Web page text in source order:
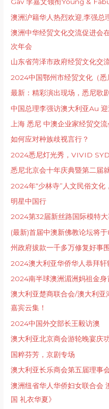
澳洲沪籍华人热烈欢迎,李强总
澳洲中华经贸文化交流促进会
次年会
山东省菏泽市政府经贸文化交
2024中国鄂州市经贸文化（
最新：精彩演出现场，悉尼歌
中国总理李强访澳大利亚Au
上海 悉尼 中澳企业家经贸交流
如何应对种族歧视言行？
2024悉尼灯光秀，VIVID
悉尼北京会十年庆典暨第二届
2024年“少林寺”人文民俗文化
明星中国行
2024第32届新丝路国际模特
(最新)首届中澳新佛教论坛将
州政府拔款一千多万修复好事
2024澳大利亚华侨华人恭拜轩
2024南半球澳洲湄洲妈祖金身
澳大利亚楚商联合会/澳大利亚
嘉宾云集！
2024中国外交部长王毅访澳
澳大利亚北京商会游轮晚宴庆
国粹芬芳，京剧专场
澳大利亚长乐商会第五届理事
澳洲纽省华人华侨妇女联合会
国 礼衣华夏》